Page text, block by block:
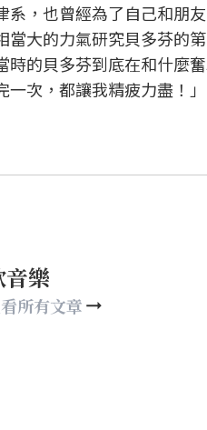
系，也曾經為了自己和朋
當大的力氣研究貝多芬的
時的貝多芬到底在和什麼
次，都讓我精疲力盡！」
音樂
所有文章